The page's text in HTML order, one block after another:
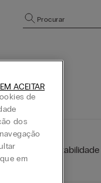
Procurar
Sustentabilidade
de
dos
em
ACEITAR